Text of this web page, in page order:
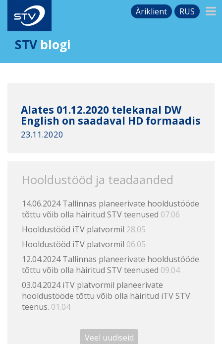
Äriklient RUS
STV blogi
Alates 01.12.2020 telekanal DW
English on saadaval HD formaadis
23.11.2020
Hooldustööd ja teadaanded
14.06.2024 Tallinnas planeerivate hooldustööde
tõttu võib olla häiritud STV teenused 07.06
Hooldustööd iTV platvormil 28.05
Hooldustööd iTV platvormil 06.05
12.04.2024 Tallinnas planeerivate hooldustööde
tõttu võib olla häiritud STV teenused 09.04
03.04.2024 iTV platvormil planeerivate
hooldustööde tõttu võib olla häiritud iTV STV
teenus. 01.04
Veel uudiseid